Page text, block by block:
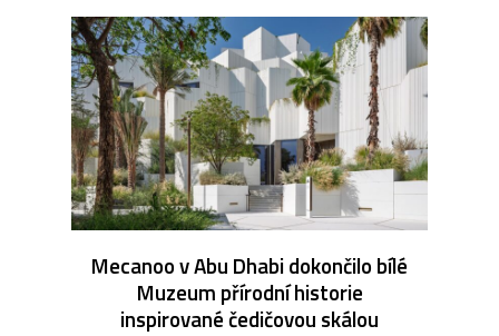
Mecanoo v Abu Dhabi dokončilo bílé
Muzeum přírodní historie
inspirované čedičovou skálou